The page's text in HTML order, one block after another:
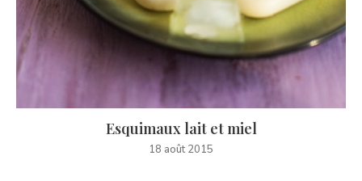
Esquimaux lait et miel
18 août 2015